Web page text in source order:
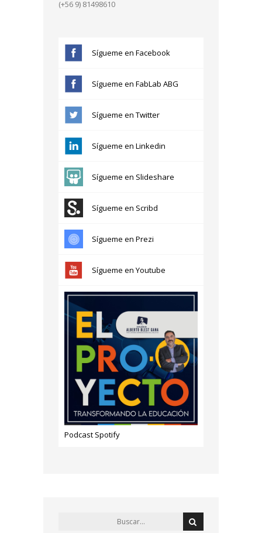
(+56 9) 81498610
Sígueme en Facebook
Sígueme en FabLab ABG
Sígueme en Twitter
Sígueme en Linkedin
Sígueme en Slideshare
Sígueme en Scribd
Sígueme en Prezi
Sígueme en Youtube
Podcast Spotify